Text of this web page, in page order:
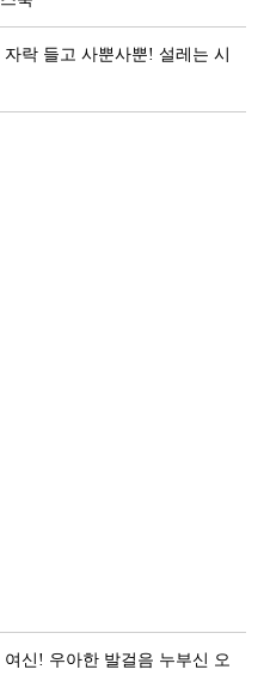
락 들고 사뿐사뿐! 설레는 시
신! 우아한 발걸음 누부신 오